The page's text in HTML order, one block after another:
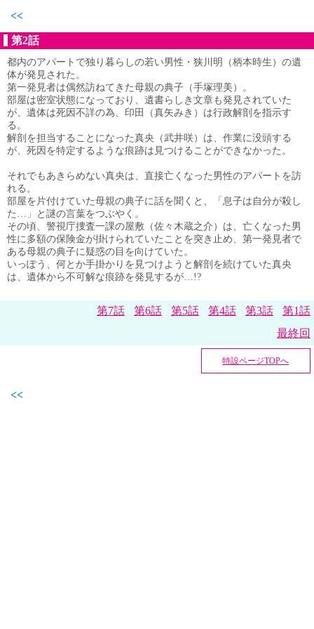
<<
第2話
都内のアパートで独り暮らしの若い男性・狭川明（柄本時生）の遺
体が発見された。
第一発見者は偶然訪ねてきた母親の典子（手塚理美）。
部屋は密室状態になっており、遺書らしき文章も発見されていた
が、遺体は死因不詳の為、印田（真矢みき）は行政解剖を指示す
る。
解剖を担当することになった真央（武井咲）は、作業に没頭する
が、死因を特定するような痕跡は見つけることができなかった。
それでもあきらめない真央は、直接亡くなった男性のアパートを訪
れる。
部屋を片付けていた母親の典子に話を聞くと、「息子は自分が殺し
た…」と謎の言葉をつぶやく。
その頃、警視庁捜査一課の屋敷（佐々木蔵之介）は、亡くなった男
性に多額の保険金が掛けられていたことを突き止め、第一発見者で
ある母親の典子に疑惑の目を向けていた。
いっぽう、何とか手掛かりを見つけようと解剖を続けていた真央
は、遺体から不可解な痕跡を発見するが…!?
第1話
第3話
第4話
第5話
第6話
第7話
最終回
特設ページTOPへ
<<